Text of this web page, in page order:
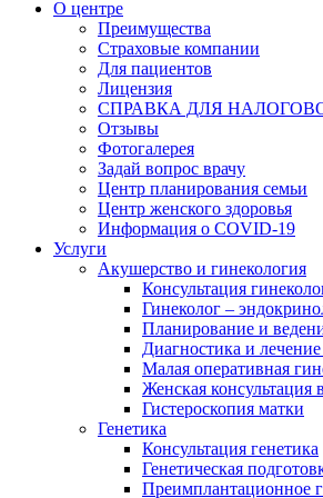
О центре
Преимущества
Страховые компании
Для пациентов
Лицензия
СПРАВКА ДЛЯ
Отзывы
Фотогалерея
Задай вопрос врачу
Центр планирования семьи
Центр женского здоровья
Информация о COVID-19
Услуги
Акушерство и гинекология
Консультация
Гинеколог –
Планирование и
Диагностика и
Малая оперативная
Женская
Гистероскопия матки
Генетика
Консультация генетика
Генетическая
Преимплантационное